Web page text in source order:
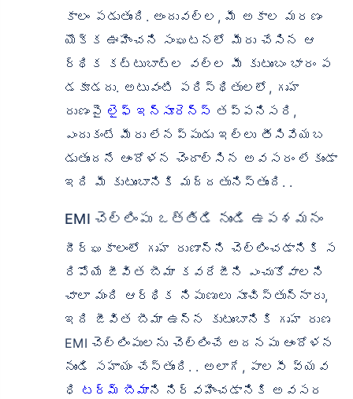
కాలం పడుతుంది. అందువల్ల, మీ అకాల మరణం
యొక్క ఊహించని సంఘటనలో మీరు చేసిన ఆ
ర్థిక కట్టుబాట్ల వల్ల మీ కుటుంబం భారం ప
డకూడదు. అటువంటి పరిస్థితులలో, గృహ
రుణంపై లైఫ్ ఇన్సూరెన్స్ తప్పనిసరి,
ఎందుకంటే మీరు లేనప్పుడు ఇల్లు తీసివేయబ
డుతుందనే ఆందోళన చెందాల్సిన అవసరం లేకుండా
ఇది మీ కుటుంబానికి మద్దతునిస్తుంది. .
EMI చెల్లింపు ఒత్తిడి నుండి ఉపశమనం
దీర్ఘకాలంలో గృహ రుణాన్ని చెల్లించడానికి స
రిపోయే జీవిత బీమా కవరేజీని ఎంచుకోవాలని
చాలా మంది ఆర్థిక నిపుణులు సూచిస్తున్నారు,
ఇది జీవిత బీమా ఉన్న కుటుంబానికి గృహ రుణ
EMI చెల్లింపులను చెల్లించే అదనపు ఆందోళన
నుండి సహాయం చేస్తుంది. . అలాగే, పాలసీ వ్యవ
ధి టర్మ్ బీమాని నిర్వహించడానికి అవసర